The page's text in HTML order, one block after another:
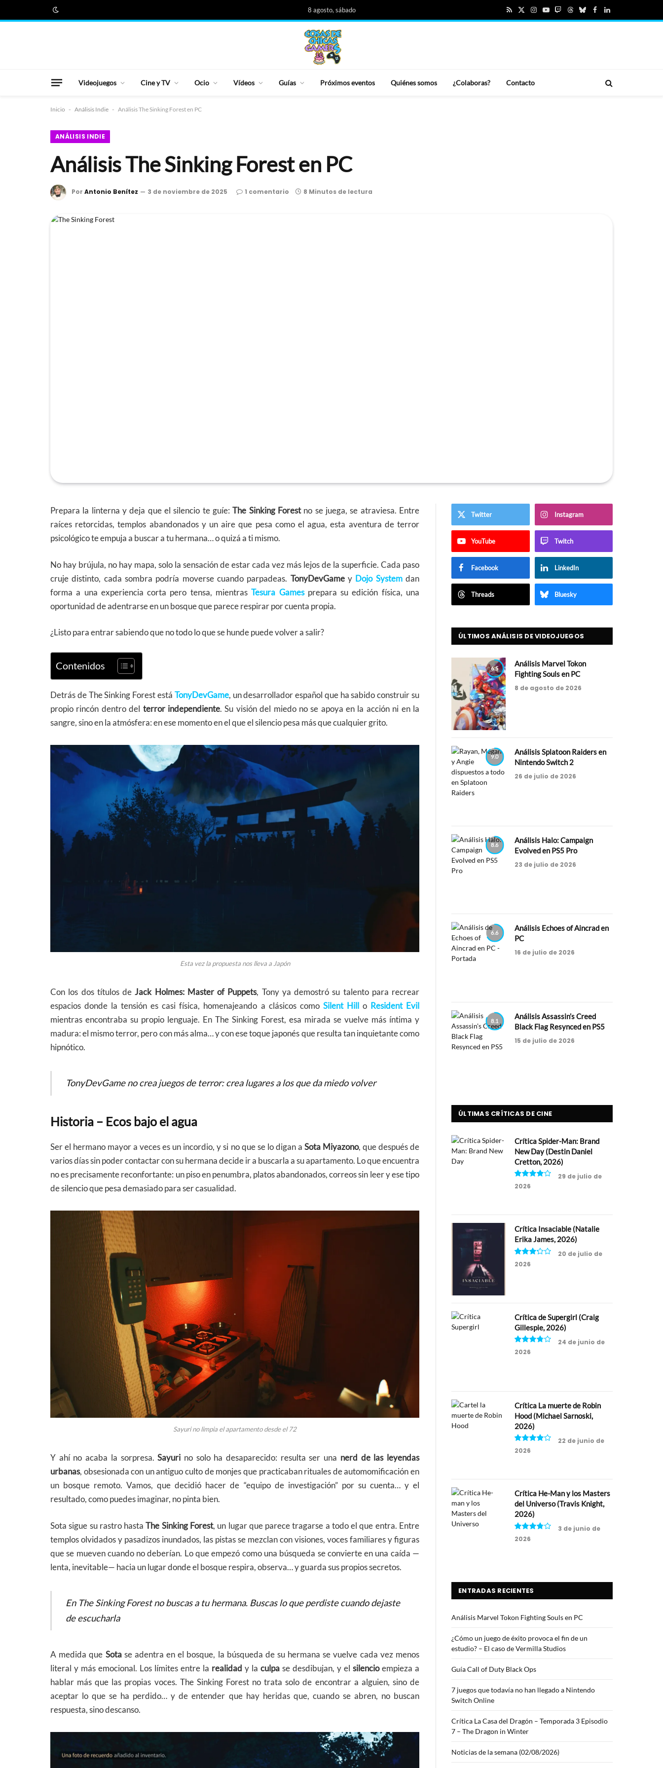
8 agosto, sábado
RSSX
Instagram
YouTube
TwitchThreadsBlueskyFacebook
LinkedIn
Videojuegos Cine y TV Ocio Vídeos Guías Próximos eventos Quiénes somos ¿Colaboras? Contacto
Inicio - Análisis Indie - Análisis The Sinking Forest en PC
ANÁLISIS INDIE
Análisis The Sinking Forest en PC
Por Antonio Benítez 3 de noviembre de 2025 1 comentario 8 Minutos de lectura
Prepara la linterna y deja que el silencio te guíe:The Sinking Forestno se juega, se atraviesa. Entre
raíces retorcidas, templos abandonados y un aire que pesa como el agua, esta aventura de terror
psicológico te empuja a buscar a tu hermana… o quizá a ti mismo.
No hay brújula, no hay mapa, solo la sensación de estar cada vez más lejos de la superficie. Cada paso
cruje distinto, cada sombra podría moverse cuando parpadeas. TonyDevGamey Dojo Systemdan
forma a una experiencia corta pero tensa, mientras Tesura Games prepara su edición física, una
oportunidad de adentrarse en un bosque que parece respirar por cuenta propia.
¿Listo para entrar sabiendo que no todo lo que se hunde puede volver a salir?
Contenidos
Detrás de The Sinking Forest está TonyDevGame, un desarrollador español que ha sabido construir su
propio rincón dentro del terror independiente. Su visión del miedo no se apoya en la acción ni en la
sangre, sino en la atmósfera: en ese momento en el que el silencio pesa más que cualquier grito.
Esta vez la propuesta nos lleva a Japón
Con los dos títulos deJack Holmes: Master of Puppets, Tony ya demostró su talento para recrear
espacios donde la tensión es casi física, homenajeando a clásicos como Silent Hill o Resident Evil
mientras encontraba su propio lenguaje. En The Sinking Forest, esa mirada se vuelve más íntima y
madura: el mismo terror, pero con más alma… y con ese toque japonés que resulta tan inquietante como
hipnótico.
TonyDevGame no crea juegos de terror: crea lugares a los que da miedo volver
Historia – Ecos bajo el agua
Ser el hermano mayor a veces es un incordio, y si no que se lo digan a Sota Miyazono, que después de
varios días sin poder contactar con su hermana decide ir a buscarla a su apartamento. Lo que encuentra
no es precisamente reconfortante: un piso en penumbra, platos abandonados, correos sin leer y ese tipo
de silencio que pesa demasiado para ser casualidad.
Sayuri no limpia el apartamento desde el 72
Y ahí no acaba la sorpresa.Sayuri no solo ha desaparecido: resulta ser una nerd de las leyendas
urbanas, obsesionada con un antiguo culto de monjes que practicaban rituales de automomificación en
un bosque remoto. Vamos, que decidió hacer de “equipo de investigación” por su cuenta… y el
resultado, como puedes imaginar, no pinta bien.
Sota sigue su rastro hastaThe Sinking Forest, un lugar que parece tragarse a todo el que entra. Entre
templos olvidados y pasadizos inundados, las pistas se mezclan con visiones, voces familiares y figuras
que se mueven cuando no deberían. Lo que empezó como una búsqueda se convierte en una caída —
lenta, inevitable— hacia un lugar donde el bosque respira, observa… y guarda sus propios secretos.
En The Sinking Forest no buscas a tu hermana. Buscas lo que perdiste cuando dejaste
de escucharla
A medida que Sotase adentra en el bosque, la búsqueda de su hermana se vuelve cada vez menos
literal y más emocional. Los límites entre la realidad y la culpa se desdibujan, y el silencioempieza a
hablar más que las propias voces. The Sinking Forest no trata solo de encontrar a alguien, sino de
aceptar lo que se ha perdido… y de entender que hay heridas que, cuando se abren, no buscan
respuesta, sino descanso.
Twitter Instagram
YouTube Twitch
Facebook LinkedIn
Threads Bluesky
ÚLTIMOS ANÁLISIS DE VIDEOJUEGOS
6.5
Análisis Marvel Tokon
Fighting Souls en PC
8 de agosto de 2026
9.0
Análisis Splatoon Raiders en
Nintendo Switch 2
26 de julio de 2026
8.6
Análisis Halo: Campaign
Evolved en PS5 Pro
23 de julio de 2026
6.6
Análisis Echoes of Aincrad en
PC
16 de julio de 2026
8.1
Análisis Assassin’s Creed
Black Flag Resynced en PS5
15 de julio de 2026
ÚLTIMAS CRÍTICAS DE CINE
Crítica Spider-Man: Brand
New Day (Destin Daniel
Cretton, 2026)
8
29 de julio de
2026
Crítica Insaciable (Natalie
Erika James, 2026)
6.5
20 de julio de
2026
Crítica de Supergirl (Craig
Gillespie, 2026)
7.5
24 de junio de
2026
Crítica La muerte de Robin
Hood (Michael Sarnoski,
2026)
8
22 de junio de
2026
Crítica He-Man y los Masters
del Universo (Travis Knight,
2026)
7.5
3 de junio de
2026
ENTRADAS RECIENTES
Análisis Marvel Tokon Fighting Souls en PC
¿Cómo un juego de éxito provoca el fin de un
estudio? – El caso de Vermilla Studios
Guía Call of Duty Black Ops
7 juegos que todavía no han llegado a Nintendo
Switch Online
Crítica La Casa del Dragón – Temporada 3 Episodio
7 – The Dragon in Winter
Noticias de la semana (02/08/2026)